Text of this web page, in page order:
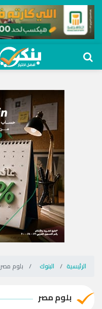
الرئيسية البنوك بلوم مصر
بلوم مصر